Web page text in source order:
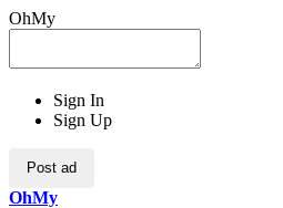
OhMy
Sign In
Sign Up
Post ad
OhMy